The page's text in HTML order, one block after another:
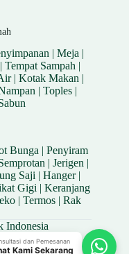
|Meja |
|Tempat Sampah |
|Kotak Makan |
| Toples|
Bunga |Penyiram
| Jerigen |
Saji | Hanger|
Gigi |Keranjang
| Termos| Rak
Indonesia
dan Pemesanan
Kami Sekarang